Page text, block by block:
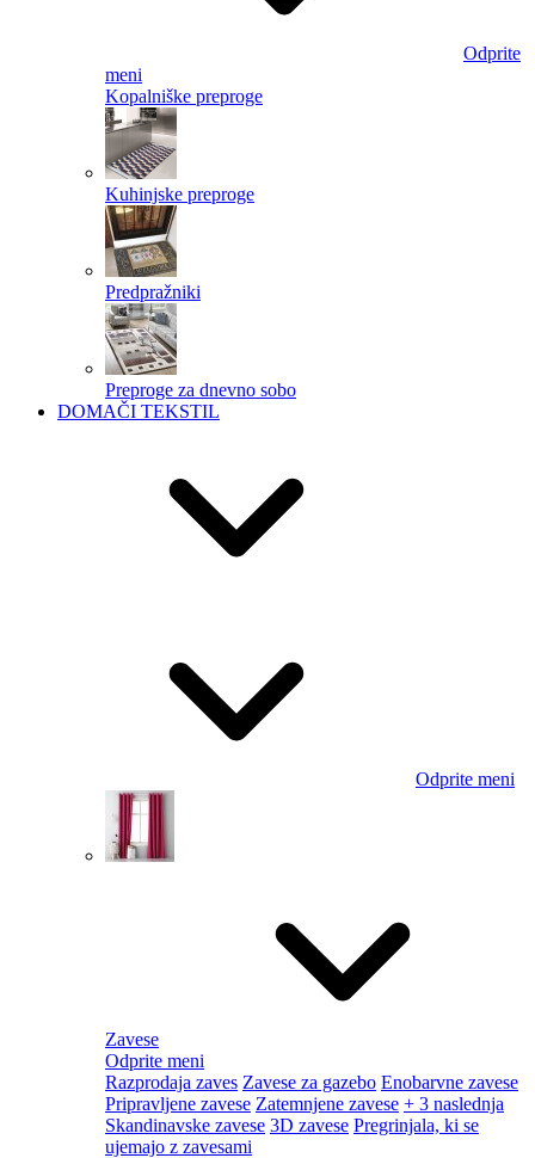
Odprite
meni
Kopalniške preproge
Kuhinjske preproge
Predpražniki
Preproge za dnevno sobo
DOMAČI TEKSTIL
Odprite meni
Zavese
Odprite meni
Razprodaja zaves Zavese za gazebo Enobarvne zavese
Pripravljene zavese Zatemnjene zavese + 3 naslednja
Skandinavske zavese 3D zavese Pregrinjala, ki se
ujemajo z zavesami